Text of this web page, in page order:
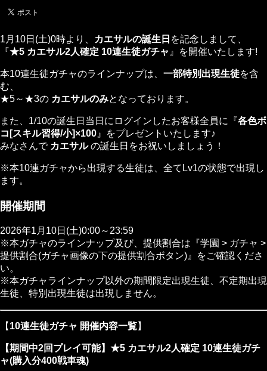
1月10日(土)0時より、 カエサルの誕生日 を記念しまして、
『★5 カエサル2人確定 10連生徒ガチャ 』を開催いたします!
本10連生徒ガチャのラインナップは、 一部特別出現生徒を含
む、
★5～★3の カエサルのみとなっております。
また、1/10の誕生日当日にログインしたお客様全員に『各色ボ
コ[スキル習得/小]×100 』をプレゼントいたします♪
みなさんで カエサルの誕生日をお祝いしましょう！
※本10連ガチャから出現する生徒は、全てLv1の状態で出現し
ます。
開催期間
2026年1月10日(土)0:00～23:59
※本ガチャのラインナップ及び、提供割合は『学園 > ガチャ >
提供割合(ガチャ画像の下の提供割合ボタン)』をご確認くださ
い。
※本ガチャラインナップ以外の期間限定出現生徒、不定期出現
生徒、特別出現生徒は出現しません。
【 10連生徒ガチャ 開催内容一覧】
【期間中2回プレイ可能】★5 カエサル2人確定 10連生徒ガチ
ャ(購入分400戦車魂)